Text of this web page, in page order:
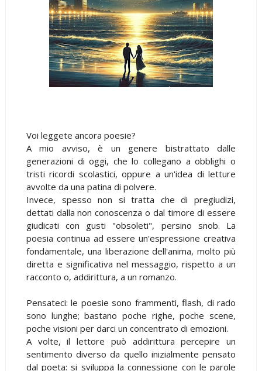
Voi leggete ancora poesie?
A mio avviso, è un genere bistrattato dalle
generazioni di oggi, che lo collegano a obblighi o
tristi ricordi scolastici, oppure a un'idea di letture
avvolte da una patina di polvere.
Invece, spesso non si tratta che di pregiudizi,
dettati dalla non conoscenza o dal timore di essere
giudicati con gusti "obsoleti", persino snob. La
poesia continua ad essere un'espressione creativa
fondamentale, una liberazione dell'anima, molto più
diretta e significativa nel messaggio, rispetto a un
racconto o, addirittura, a un romanzo.
Pensateci: le poesie sono frammenti, flash, di rado
sono lunghe; bastano poche righe, poche scene,
poche visioni per darci un concentrato di emozioni.
A volte, il lettore può addirittura percepire un
sentimento diverso da quello inizialmente pensato
dal poeta: si sviluppa la connessione con le parole